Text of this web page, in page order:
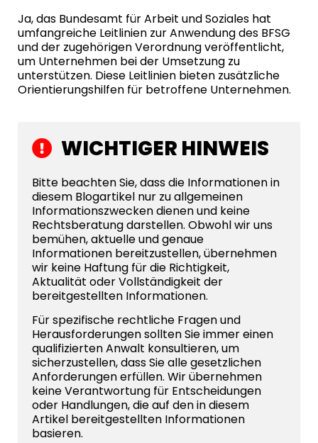
Ja, das Bundesamt für Arbeit und Soziales hat
umfangreiche Leitlinien zur Anwendung des BFSG
und der zugehörigen Verordnung veröffentlicht,
um Unternehmen bei der Umsetzung zu
unterstützen. Diese Leitlinien bieten zusätzliche
Orientierungshilfen für betroffene Unternehmen.
WICHTIGER HINWEIS
Bitte beachten Sie, dass die Informationen in
diesem Blogartikel nur zu allgemeinen
Informationszwecken dienen und keine
Rechtsberatung darstellen. Obwohl wir uns
bemühen, aktuelle und genaue
Informationen bereitzustellen, übernehmen
wir keine Haftung für die Richtigkeit,
Aktualität oder Vollständigkeit der
bereitgestellten Informationen.
Für spezifische rechtliche Fragen und
Herausforderungen sollten Sie immer einen
qualifizierten Anwalt konsultieren, um
sicherzustellen, dass Sie alle gesetzlichen
Anforderungen erfüllen. Wir übernehmen
keine Verantwortung für Entscheidungen
oder Handlungen, die auf den in diesem
Artikel bereitgestellten Informationen
basieren.